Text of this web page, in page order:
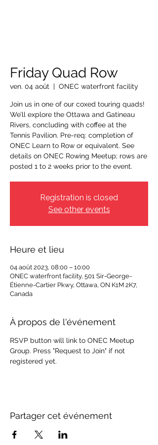
Friday Quad Row
ven. 04 août
  |
ONEC waterfront facility
Join us in one of our coxed touring quads!
We’ll explore the Ottawa and Gatineau
Rivers, concluding with coffee at the
Tennis Pavilion. Pre-req: completion of
ONEC Learn to Row or equivalent. See
details on ONEC Rowing Meetup; rows are
posted 1 to 2 weeks prior to the event.
Registration is closed
See other events
Heure et lieu
04 août 2023, 08:00 – 10:00
ONEC waterfront facility, 501 Sir-George-
Étienne-Cartier Pkwy, Ottawa, ON K1M 2K7,
Canada
À propos de l'événement
RSVP button will link to ONEC Meetup
Group. Press "Request to Join" if not
registered yet.
Partager cet événement